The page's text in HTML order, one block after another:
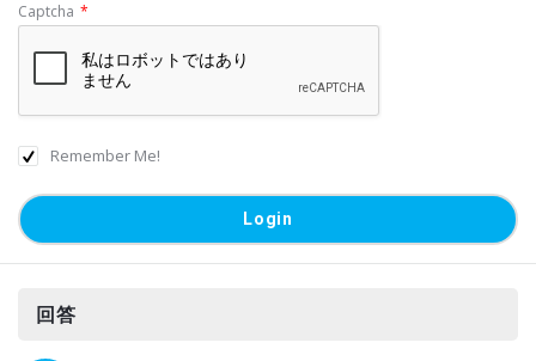
Captcha *
Remember Me!
回答